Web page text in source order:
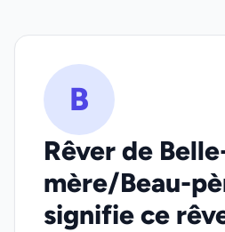
B
Rêver de
mère/Beau-
signifie ce